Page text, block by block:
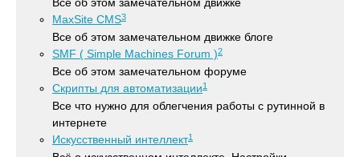
MaxSite CMS3
Все об этом замечательном движке блоге
SMF ( Simple Machines Forum )2
Все об этом замечательном форуме
Скрипты для автоматизации1
Все что нужно для облегчения работы с рутинной в
интернете
Искусственный интеллект1